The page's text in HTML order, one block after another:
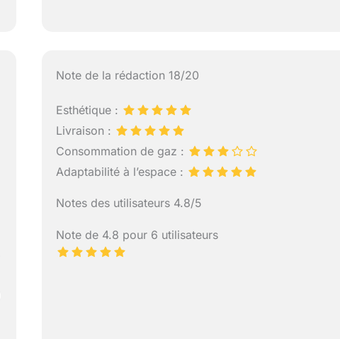
Note de la rédaction 18/20
Esthétique :
Livraison :
Consommation de gaz :
Adaptabilité à l’espace :
Notes des utilisateurs 4.8/5
Note de 4.8 pour 6 utilisateurs